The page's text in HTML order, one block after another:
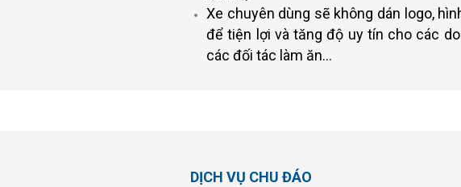
Xe chuyên dùng sẽ không dán logo,
để tiện lợi và tăng độ uy tín cho các
các đối tác làm ăn…
DỊCH VỤ CHU ĐÁO